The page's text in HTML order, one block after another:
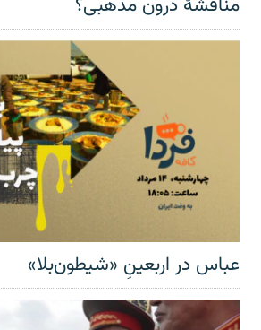
مناقشهٔ درون مذهبی؟
عباس در اربعینِ «شیطون‌بلا»